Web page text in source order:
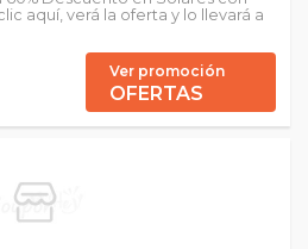
aquí, verá la oferta y lo llevará a
Ver promoción
OFERTAS